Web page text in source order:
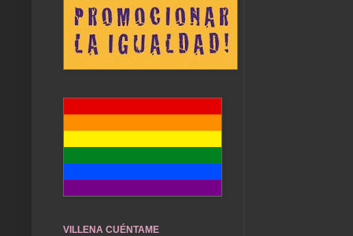
VILLENA CUÉNTAME